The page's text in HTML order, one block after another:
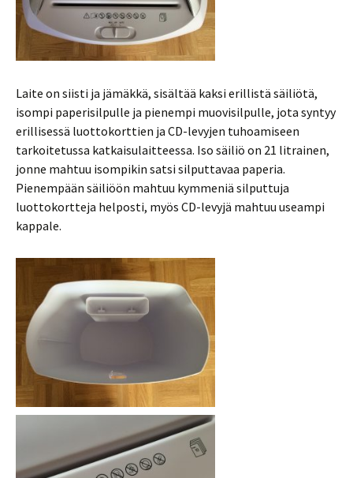
Laite on siisti ja jämäkkä, sisältää kaksi erillistä säiliötä,
isompi paperisilpulle ja pienempi muovisilpulle, jota syntyy
erillisessä luottokorttien ja CD-levyjen tuhoamiseen
tarkoitetussa katkaisulaitteessa. Iso säiliö on 21 litrainen,
jonne mahtuu isompikin satsi silputtavaa paperia.
Pienempään säiliöön mahtuu kymmeniä silputtuja
luottokortteja helposti, myös CD-levyjä mahtuu useampi
kappale.